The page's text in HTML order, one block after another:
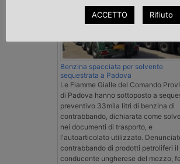
Benzina spacciata per solvente
sequestrata a Padova
Le Fiamme Gialle del Comando
di Padova hanno sottoposto a
preventivo 33mila litri di benzina di
contrabbando, dichiarata come
nei documenti di trasporto, e
l'autoarticolato utilizzato.
contrabbando di prodotti petroliferi il
conducente ungherese del mezzo,
ACCETTO Rifiuto